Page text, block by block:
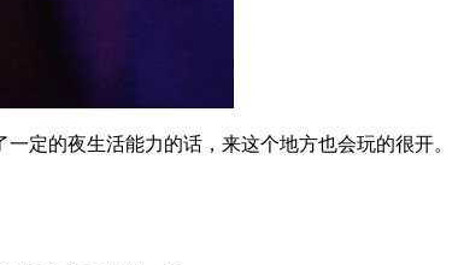
定的夜生活能力的话，来这个地方也会玩的很开。